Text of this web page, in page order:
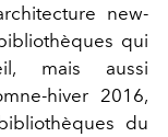
new-
qui
mais aussi
hiver 2016,
du